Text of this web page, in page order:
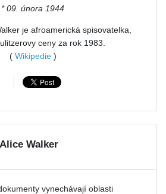
* 09. února 1944
je afroamerická spisovatelka,
ceny za rok 1983.
( Wikipedie)
Walker
vynechávají oblasti